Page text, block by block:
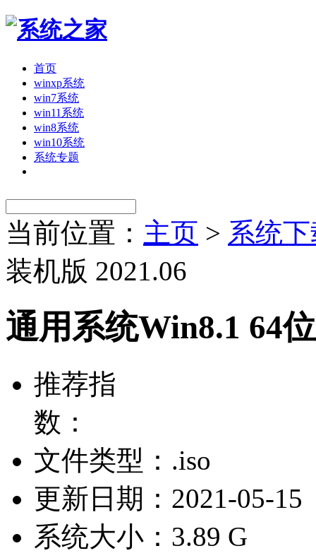
首页
winxp系统
win7系统
win11系统
win8系统
win10系统
系统专题
当前位置： 主页 > 系统
装机版 2021.06
通用系统Win8.1 64
推荐指
数：
文件类型：.iso
更新日期：2021-05-15
系统大小：3.89 G